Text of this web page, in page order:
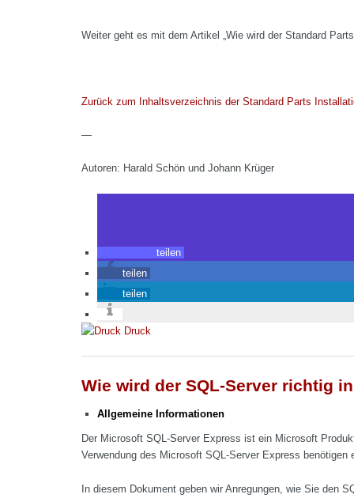
Weiter geht es mit dem Artikel „Wie wird der Standard
Zurück zum Inhaltsverzeichnis der Standard Parts
—
Autoren: Harald Schön und Johann Krüger
teilen
teilen
teilen
Druck
Wie wird der SQL-Server richtig
Allgemeine Informationen
Der Microsoft SQL-Server Express ist ein Microsoft
Verwendung des Microsoft SQL-Server Express
In diesem Dokument geben wir Anregungen, wie Sie den